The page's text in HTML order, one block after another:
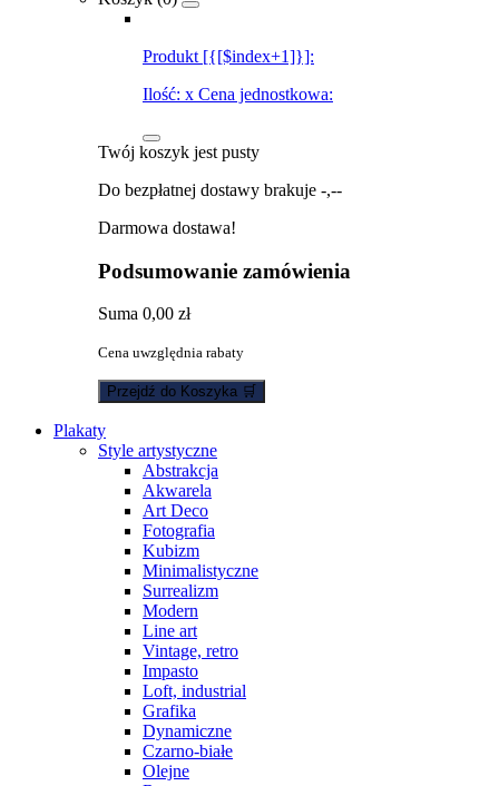
Produkt [{[$index+1]}]:
Ilość: x Cena jednostkowa:
Twój koszyk jest pusty
Do bezpłatnej dostawy brakuje -,--
Darmowa dostawa!
Podsumowanie zamówienia
Suma 0,00 zł
Cena uwzględnia rabaty
Przejdź do Koszyka 🛒
Plakaty
Style artystyczne
Abstrakcja
Akwarela
Art Deco
Fotografia
Kubizm
Minimalistyczne
Surrealizm
Modern
Line art
Vintage, retro
Impasto
Loft, industrial
Grafika
Dynamiczne
Czarno-białe
Olejne